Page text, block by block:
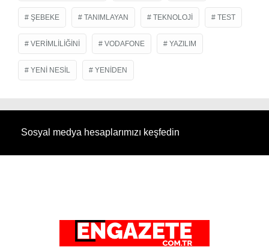
ŞEBEKE TANIMLAYAN TEKNOLOJI TEST
VERIMLILIĞINI VODAFONE YAZILIM
YENI NESIL YENIDEN
Sosyal medya hesaplarımızı keşfedin